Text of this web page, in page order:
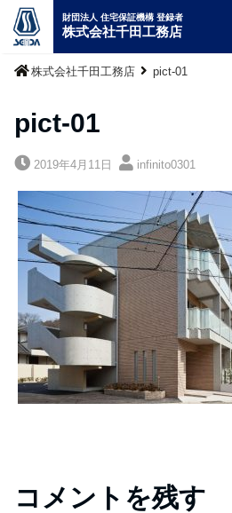
財団法人 住宅保証機構 登録者
株式会社千田工務店
株式会社千田工務店 pict-01
pict-01
2019年4月11日 infinito0301
コメントを残す